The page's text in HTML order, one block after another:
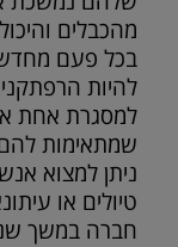
מהכבלים
בכל פעם
להיות
למסגרת אחת
שמתאימות
ניתן למצוא
טיולים או
חברה במשך